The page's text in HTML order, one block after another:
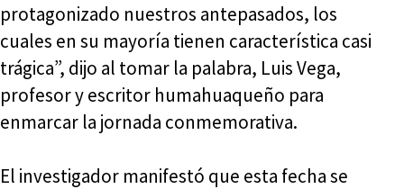
protagonizado nuestros antepasados, los
cuales en su mayoría tienen característica casi
trágica”, dijo al tomar la palabra, Luis Vega,
profesor y escritor humahuaqueño para
enmarcar la jornada conmemorativa.
El investigador manifestó que esta fecha se